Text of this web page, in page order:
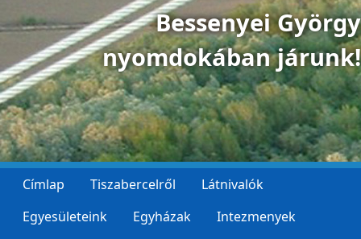
Bessenyei György
nyomdokában járunk!
Címlap Tiszabercelről
Látnivalók
Egyesületeink
Egyházak
Intezmenyek